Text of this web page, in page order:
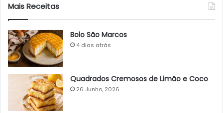
Mais Receitas
Bolo São Marcos
4 dias atrás
Quadrados Cremosos de Limão e Coco
26 Junho, 2026